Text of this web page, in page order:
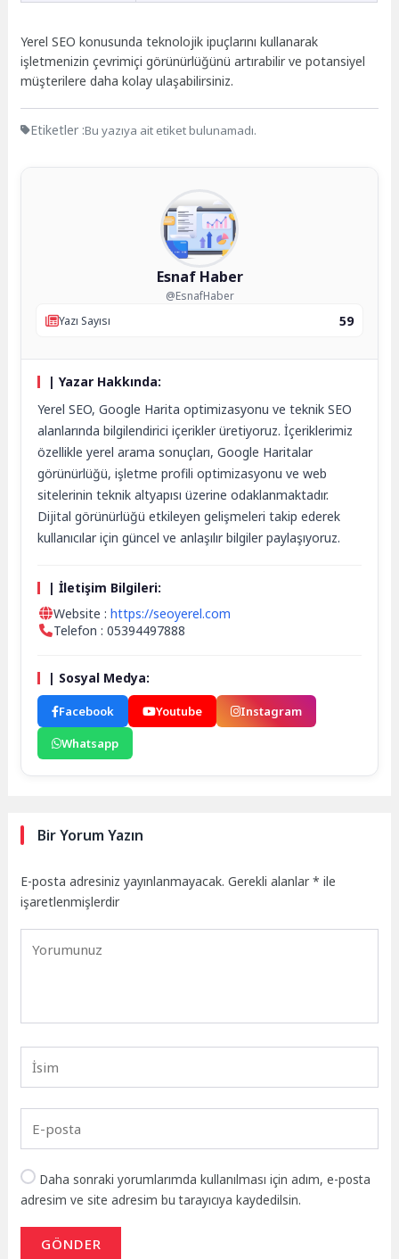
Yerel SEO konusunda teknolojik ipuçlarını kullanarak
işletmenizin çevrimiçi görünürlüğünü artırabilir ve potansiyel
müşterilere daha kolay ulaşabilirsiniz.
Etiketler :Bu yazıya ait etiket bulunamadı.
Esnaf Haber
@EsnafHaber
Yazı Sayısı
59
| Yazar Hakkında:
Yerel SEO, Google Harita optimizasyonu ve teknik SEO
alanlarında bilgilendirici içerikler üretiyoruz. İçeriklerimiz
özellikle yerel arama sonuçları, Google Haritalar
görünürlüğü, işletme profili optimizasyonu ve web
sitelerinin teknik altyapısı üzerine odaklanmaktadır.
Dijital görünürlüğü etkileyen gelişmeleri takip ederek
kullanıcılar için güncel ve anlaşılır bilgiler paylaşıyoruz.
| İletişim Bilgileri:
Website :https://seoyerel.com
Telefon : 05394497888
| Sosyal Medya:
Facebook Youtube
Instagram
Whatsapp
Bir Yorum Yazın
E-posta adresiniz yayınlanmayacak. Gerekli alanlar* ile
işaretlenmişlerdir
Daha sonraki yorumlarımda kullanılması için adım, e-posta
adresim ve site adresim bu tarayıcıya kaydedilsin.
GÖNDER